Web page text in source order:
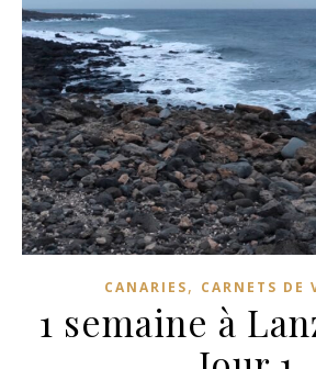
CANARIES, CARNETS DE
1 semaine à